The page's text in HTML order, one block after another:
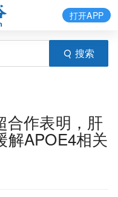
搜索
打开APP
合作表明，肝
解APOE4相关